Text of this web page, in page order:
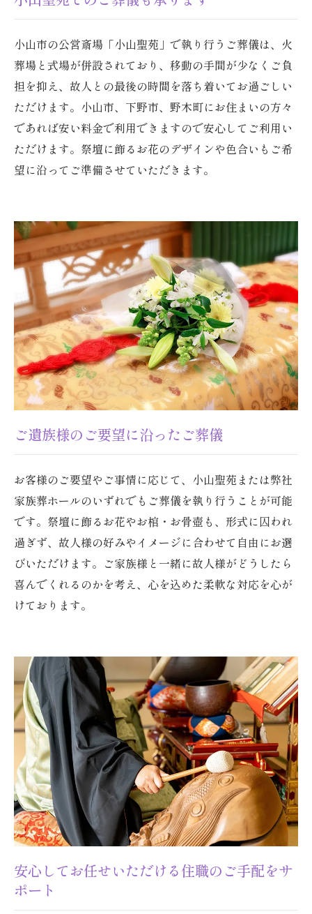
小山市の公営斎場「小山聖苑」で執り行うご葬儀は、火
葬場と式場が併設されており、移動の手間が少なくご負
担を抑え、故人との最後の時間を落ち着いてお過ごしい
ただけます。小山市、下野市、野木町にお住まいの方々
であれば安い料金で利用できますので安心してご利用い
ただけます。祭壇に飾るお花のデザインや色合いもご希
望に沿ってご準備させていただきます。
ご遺族様のご要望に沿ったご葬儀
お客様のご要望やご事情に応じて、小山聖苑または弊社
家族葬ホールのいずれでもご葬儀を執り行うことが可能
です。祭壇に飾るお花やお棺・お骨壺も、形式に囚われ
過ぎず、故人様の好みやイメージに合わせて自由にお選
びいただけます。ご家族様と一緒に故人様がどうしたら
喜んでくれるのかを考え、心を込めた柔軟な対応を心が
けております。
安心してお任せいただける住職のご手配をサ
ポート